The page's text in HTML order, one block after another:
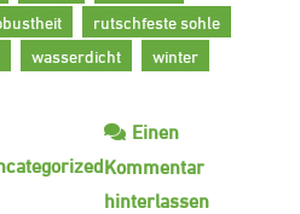
rutschfeste sohle
wasserdicht winter
Einen
Kommentar
hinterlassenzu